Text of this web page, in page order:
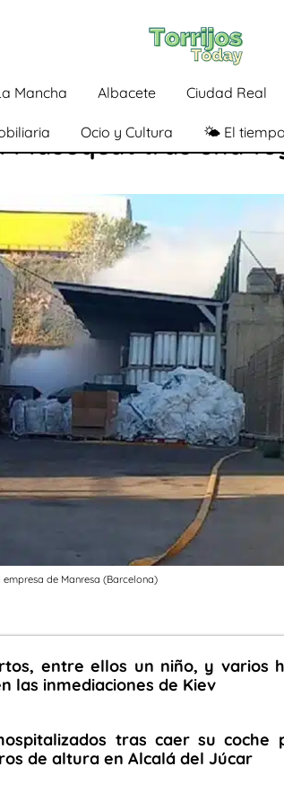
Mancha Albacete Ciudad Real
Ocio y Cultura 🌤️ El tiempo
tras una
de Manresa (Barcelona)
entre ellos un niño, y varios
las inmediaciones de Kiev
tras caer su coche
de altura en Alcalá del Júcar